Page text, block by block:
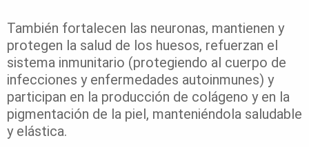
También fortalecen las neuronas, mantienen y
protegen la salud de los huesos, refuerzan el
sistema inmunitario (protegiendo al cuerpo de
infecciones y enfermedades autoinmunes) y
participan en la producción de colágeno y en la
pigmentación de la piel, manteniéndola saludable
y elástica.